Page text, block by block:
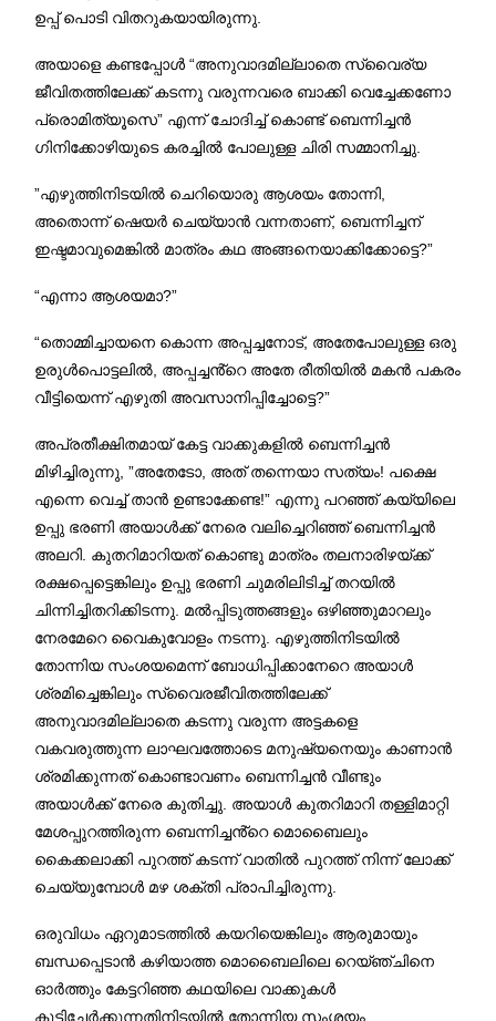
ഉപ്പ് പൊടി വിതറുകയായിരുന്നു.
അയാളെ കണ്ടപ്പോൾ “അനുവാദമില്ലാതെ സ്വൈര്യ
ജീവിതത്തിലേക്ക് കടന്നു വരുന്നവരെ ബാക്കി വെച്ചേക്കണോ
പ്രൊമിത്യൂസെ” എന്ന് ചോദിച്ച് കൊണ്ട് ബെന്നിച്ചൻ
ഗിനിക്കോഴിയുടെ കരച്ചിൽ പോലുള്ള ചിരി സമ്മാനിച്ചു.
”എഴുത്തിനിടയിൽ ചെറിയൊരു ആശയം തോന്നി,
അതൊന്ന് ഷെയർ ചെയ്യാൻ വന്നതാണ്, ബെന്നിച്ചന്
ഇഷ്ടമാവുമെങ്കിൽ മാത്രം കഥ അങ്ങനെയാക്കിക്കോട്ടെ?”
“എന്നാ ആശയമാ?”
“തൊമ്മിച്ചായനെ കൊന്ന അപ്പച്ചനോട്, അതേപോലുള്ള ഒരു
ഉരുൾപൊട്ടലിൽ, അപ്പച്ചൻ്റെ അതേ രീതിയിൽ മകൻ പകരം
വീട്ടിയെന്ന് എഴുതി അവസാനിപ്പിച്ചോട്ടെ?”
അപ്രതീക്ഷിതമായ് കേട്ട വാക്കുകളിൽ ബെന്നിച്ചൻ
മിഴിച്ചിരുന്നു, ”അതേടോ, അത് തന്നെയാ സത്യം! പക്ഷെ
എന്നെ വെച്ച് താൻ ഉണ്ടാക്കേണ്ട!” എന്നു പറഞ്ഞ് കയ്യിലെ
ഉപ്പു ഭരണി അയാൾക്ക് നേരെ വലിച്ചെറിഞ്ഞ് ബെന്നിച്ചൻ
അലറി. കുതറിമാറിയത് കൊണ്ടു മാത്രം തലനാരിഴയ്ക്ക്
രക്ഷപ്പെട്ടെങ്കിലും ഉപ്പു ഭരണി ചുമരിലിടിച്ച് തറയിൽ
ചിന്നിച്ചിതറിക്കിടന്നു. മൽപ്പിടുത്തങ്ങളും ഒഴിഞ്ഞുമാറലും
നേരമേറെ വൈകുവോളം നടന്നു. എഴുത്തിനിടയിൽ
തോന്നിയ സംശയമെന്ന് ബോധിപ്പിക്കാനേറെ അയാൾ
ശ്രമിച്ചെങ്കിലും സ്വൈരജീവിതത്തിലേക്ക്
അനുവാദമില്ലാതെ കടന്നു വരുന്ന അട്ടകളെ
വകവരുത്തുന്ന ലാഘവത്തോടെ മനുഷ്യനെയും കാണാൻ
ശ്രമിക്കുന്നത് കൊണ്ടാവണം ബെന്നിച്ചൻ വീണ്ടും
അയാൾക്ക് നേരെ കുതിച്ചു. അയാൾ കുതറിമാറി തള്ളിമാറ്റി
മേശപ്പുറത്തിരുന്ന ബെന്നിച്ചൻ്റെ മൊബൈലും
കൈക്കലാക്കി പുറത്ത് കടന്ന് വാതിൽ പുറത്ത് നിന്ന് ലോക്ക്
ചെയ്യുമ്പോൾ മഴ ശക്തി പ്രാപിച്ചിരുന്നു.
ഒരുവിധം ഏറുമാടത്തിൽ കയറിയെങ്കിലും ആരുമായും
ബന്ധപ്പെടാൻ കഴിയാത്ത മൊബൈലിലെ റെയ്ഞ്ചിനെ
ഓർത്തും കേട്ടറിഞ്ഞ കഥയിലെ വാക്കുകൾ
കൂട്ടിച്ചേർക്കുന്നതിനിടയിൽ തോന്നിയ സംശയം